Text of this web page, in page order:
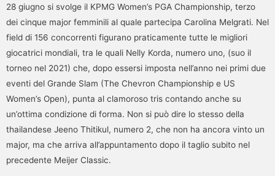
28 giugno si svolge il KPMG Women’s PGA Championship, terzo
dei cinque major femminili al quale partecipa Carolina Melgrati. Nel
field di 156 concorrenti figurano praticamente tutte le migliori
giocatrici mondiali, tra le quali Nelly Korda, numero uno, (suo il
torneo nel 2021) che, dopo essersi imposta nell’anno nei primi due
eventi del Grande Slam (The Chevron Championship e US
Women’s Open), punta al clamoroso tris contando anche su
un’ottima condizione di forma. Non si può dire lo stesso della
thailandese Jeeno Thitikul, numero 2, che non ha ancora vinto un
major, ma che arriva all’appuntamento dopo il taglio subito nel
precedente Meijer Classic.